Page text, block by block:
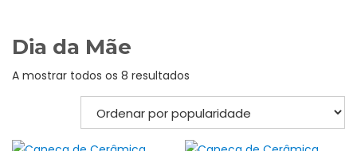
Dia da Mãe
A mostrar todos os 8 resultados
por
popularidade